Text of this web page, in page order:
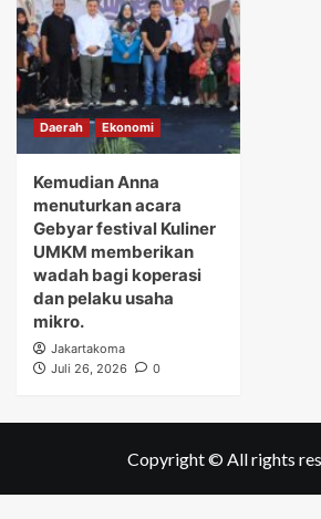
Daerah Ekonomi
Kemudian Anna
menuturkan acara
Gebyar festival Kuliner
UMKM memberikan
wadah bagi koperasi
dan pelaku usaha
mikro.
Jakartakoma
Juli 26, 2026
0
Copyright © All rights